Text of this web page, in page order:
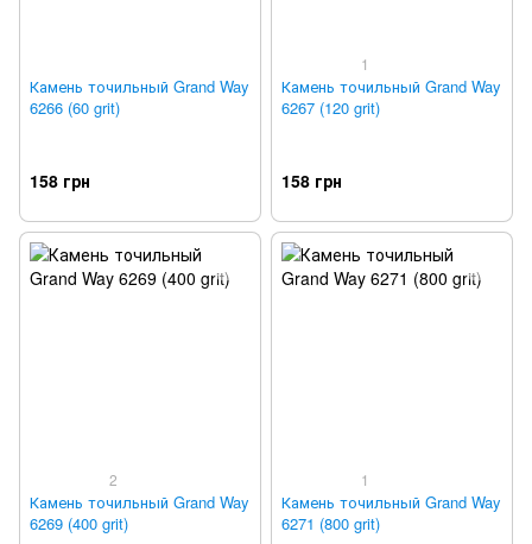
Камень точильный Grand Way
6266 (60 grit)
158 грн
1
Камень точильный Grand Way
6267 (120 grit)
158 грн
2
Камень точильный Grand Way
6269 (400 grit)
1
Камень точильный Grand Way
6271 (800 grit)